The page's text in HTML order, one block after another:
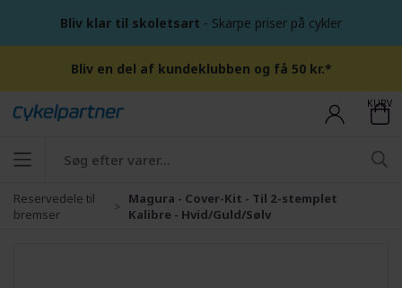
Bliv klar til skoletsart - Skarpe priser på cykler
Bliv en del af kundeklubben og få 50 kr.*
KURV
Reservedele til
bremser
Magura - Cover-Kit - Til 2-stemplet
Kalibre - Hvid/Guld/Sølv